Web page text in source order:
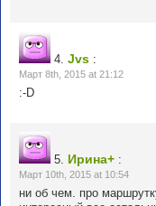
4. Jvs :
Март 8th, 2015 at 21:12
:-D
5. Ирина+ :
Март 10th, 2015 at 10:54
ни об чем. про